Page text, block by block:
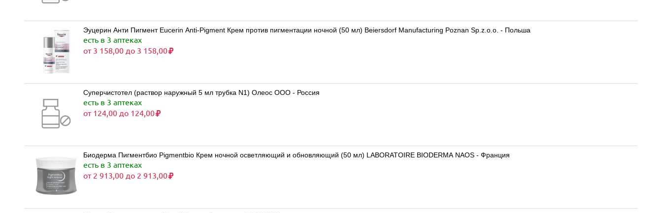
Эуцерин Анти Пигмент Eucerin Anti-Pigment Крем против пигментации ночной (50 мл) Beiersdorf Manufacturing Poznan Sp.z.o.o. - Польша
есть в 3 аптеках
от 3 158,00 до 3 158,00
Суперчистотел (раствор наружный 5 мл трубка N1) Олеос ООО - Россия
есть в 3 аптеках
от 124,00 до 124,00
Биодерма Пигментбио Pigmentbio Крем ночной осветляющий и обновляющий (50 мл) LABORATOIRE BIODERMA NAOS - Франция
есть в 3 аптеках
от 2 913,00 до 2 913,00